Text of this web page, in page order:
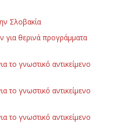
Σλοβακία
θερινά προγράμματα
το γνωστικό αντικείμενο
το γνωστικό αντικείμενο
το γνωστικό αντικείμενο